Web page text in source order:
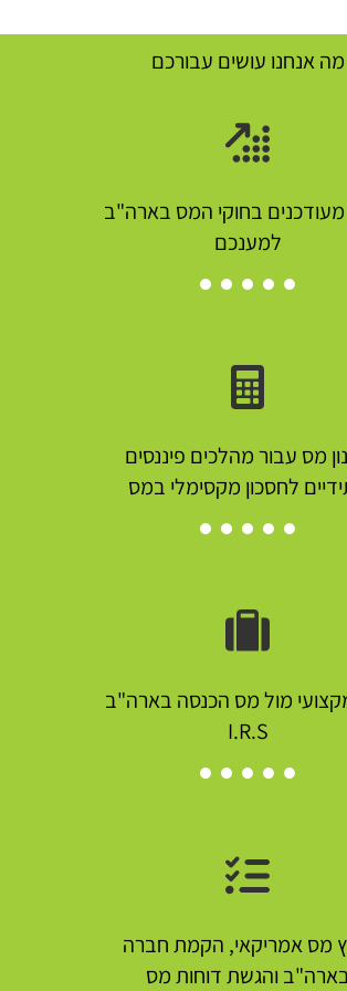
מה אנחנו עושים עבורכם
בחוקי המס בארה"ב
למענכם
מס עבור מהלכים פיננסים
לחסכון מקסימלי במס
מקצועי מול מס הכנסה בארה"ב
I.R.S
מס אמריקאי, הקמת חברה
והגשת דוחות מס